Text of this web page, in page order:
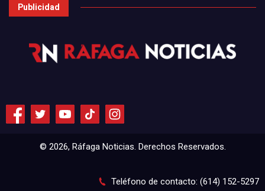
Publicidad
© 2026, Ráfaga Noticias. Derechos Reservados.
Teléfono de contacto: (614) 152-5297